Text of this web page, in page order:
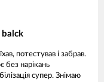
balck
потестував і забрав.
без нарікань
супер. Знімаю